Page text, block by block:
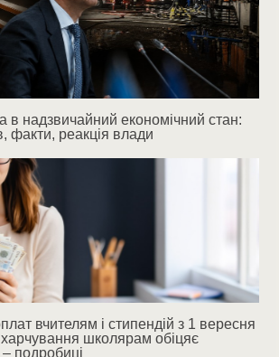
в надзвичайний економічний стан:
факти, реакція влади
вчителям і стипендій з 1 вересня
школярам обіцяє
– подробиці